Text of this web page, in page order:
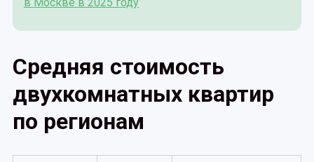
Средняя стоимость
двухкомнатных квартир
по регионам